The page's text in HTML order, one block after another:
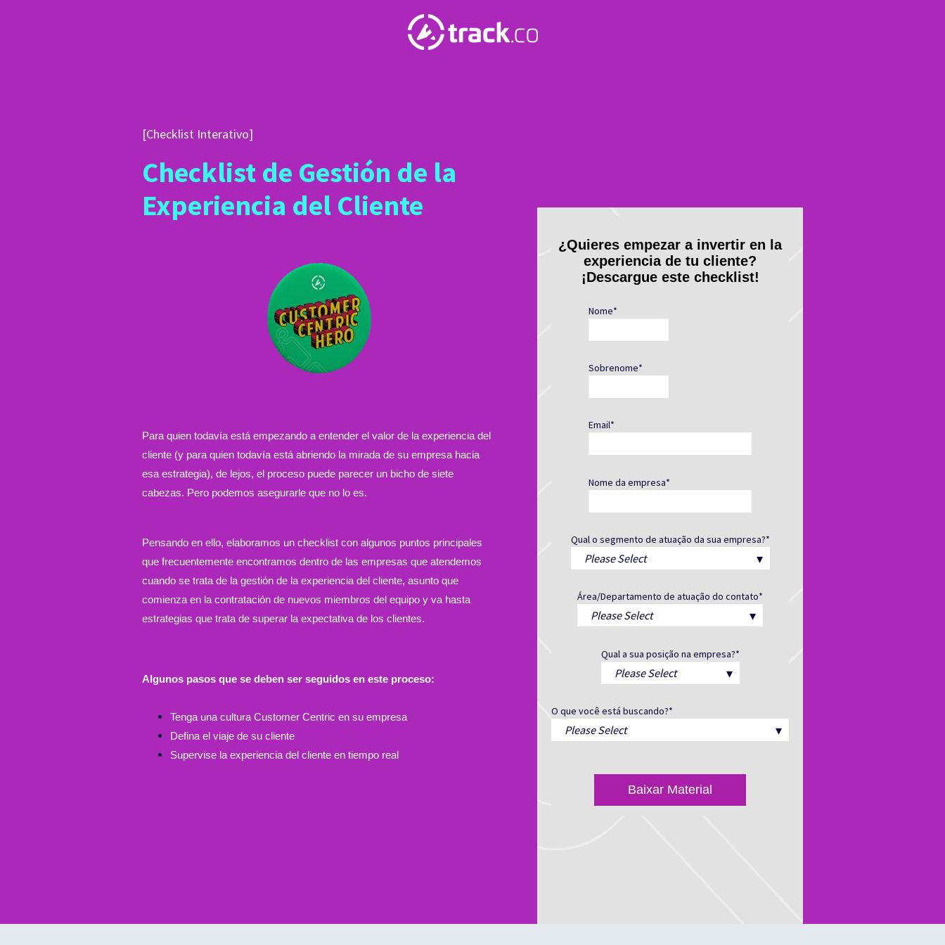
[Checklist Interativo]
Checklist de Gestión de la
Experiencia del Cliente
Para quien todavía está empezando a entender el valor de la experiencia del
cliente (y para quien todavía está abriendo la mirada de su empresa hacia
esa estrategia), de lejos, el proceso puede parecer un bicho de siete
cabezas. Pero podemos asegurarle que no lo es.
Pensando en ello, elaboramos un checklist con algunos puntos principales
que frecuentemente encontramos dentro de las empresas que atendemos
cuando se trata de la gestión de la experiencia del cliente, asunto que
comienza en la contratación de nuevos miembros del equipo y va hasta
estrategias que trata de superar la expectativa de los clientes.
Algunos pasos que se deben ser seguidos en este proceso:
Tenga una cultura Customer Centric en su empresa
Defina el viaje de su cliente
Supervise la experiencia del cliente en tiempo real
¿Quieres empezar a invertir en la
experiencia de tu cliente?
¡Descargue este checklist!
Nome*
Sobrenome*
Email*
Nome da empresa*
Qual o segmento de atuação da sua empresa?*
Área/Departamento de atuação do contato*
Qual a sua posição na empresa?*
O que você está buscando?*